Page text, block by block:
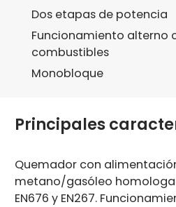
Dos etapas de potencia
Funcionamiento alterno
combustibles
Monobloque
Principales
Quemador con
metano/gasóleo
EN676 y EN267.